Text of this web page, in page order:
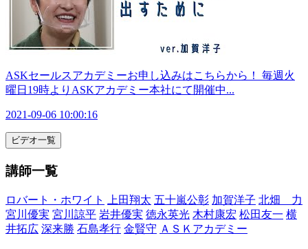
ビデオ一覧
講師一覧
ロバート・ホワイト 上田翔太 五十嵐公彰 加賀洋子 北畑 力
宮川優実 宮川諒平 岩井優実 徳永英光 木村康宏 松田友一 横
井拓広 深来勝 石島孝行 金賢守 ＡＳＫアカデミー